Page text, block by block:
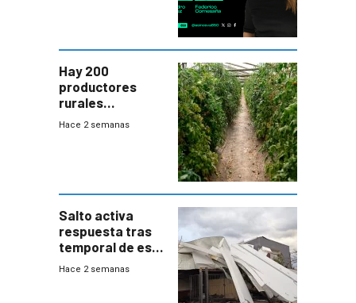
Hay 200
productores
rurales
afectados tras
Hace 2 semanas
Salto activa
respuesta tras
temporal de este
sábado con
Hace 2 semanas